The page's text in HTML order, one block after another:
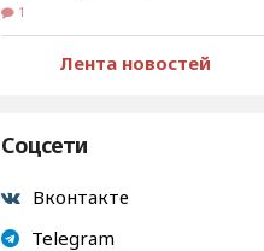
1
Лента новостей
Соцсети
Вконтакте
Telegram